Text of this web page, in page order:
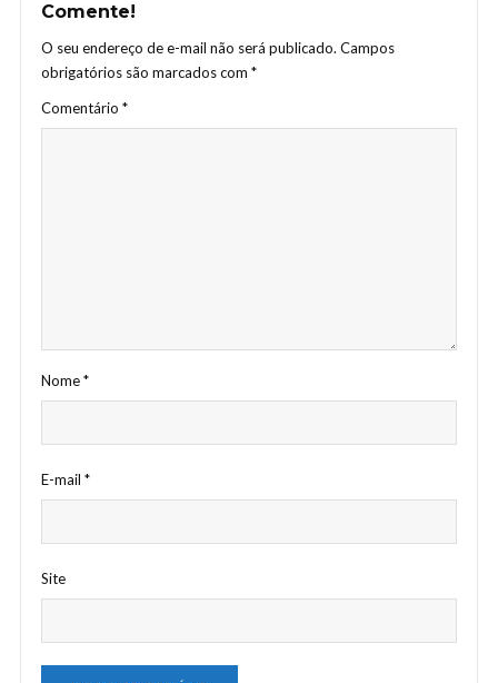
Comente!
O seu endereço de e-mail não será publicado. Campos
obrigatórios são marcados com *
Comentário *
Nome*
E-mail *
Site